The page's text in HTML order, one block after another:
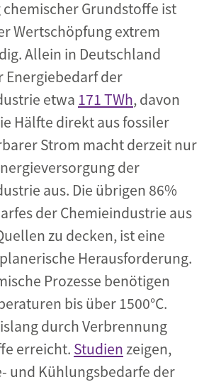
Grundstoffe ist
Wertschöpfung extrem
Allein in Deutschland
Energiebedarf der
etwa 171 TWh, davon
Hälfte direkt aus fossiler
Strom macht derzeit nur
der
aus. Die übrigen 86%
der Chemieindustrie aus
zu decken, ist eine
Herausforderung.
Prozesse benötigen
bis über 1500°C.
durch Verbrennung
erreicht. Studienzeigen,
und Kühlungsbedarfe der